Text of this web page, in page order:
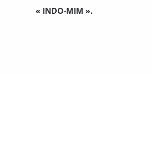
« INDO-MIM ».